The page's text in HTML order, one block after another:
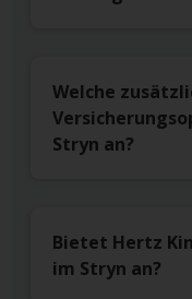
Welche
Stryn an?
Bietet Hertz
im Stryn an?